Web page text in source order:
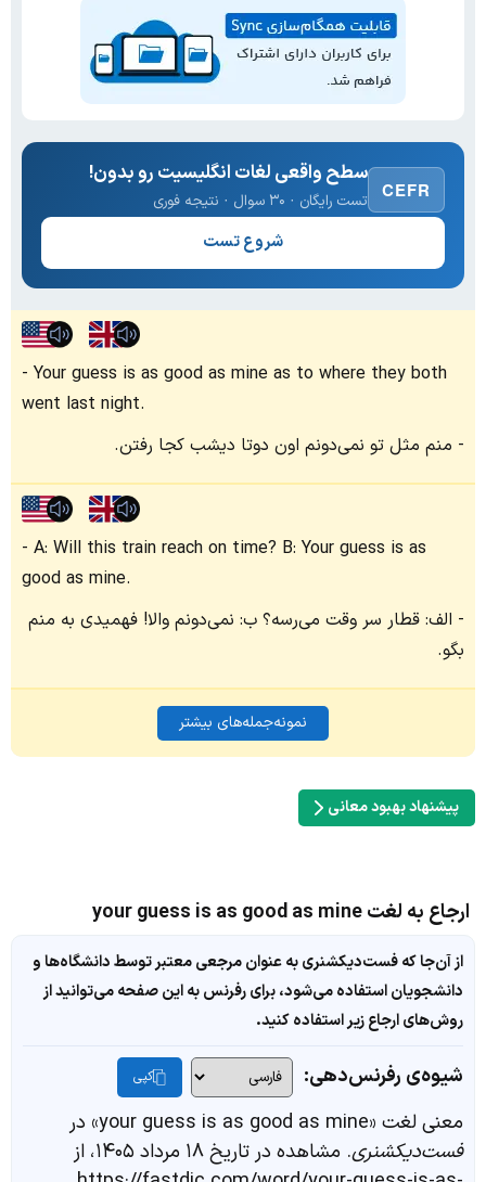
CEFR
سطح واقعی لغات انگلیسیت رو بدون!
تست رایگان · ۳۰ سوال · نتیجه فوری
شروع تست
Your guess is as good as mine as to where they both
went last night.
منم مثل تو نمی‌دونم اون دوتا دیشب کجا رفتن.
A: Will this train reach on time? B: Your guess is as
good as mine.
الف: قطار سر وقت می‌رسه؟ ب: نمی‌دونم والا! فهمیدی به منم
بگو.
نمونه‌جمله‌های بیشتر
پیشنهاد بهبود معانی
ارجاع به لغت your guess is as good as mine
از آن‌جا که فست‌دیکشنری به عنوان مرجعی معتبر توسط دانشگاه‌ها و
دانشجویان استفاده می‌شود، برای رفرنس به این صفحه می‌توانید از
روش‌های ارجاع زیر استفاده کنید.
شیوه‌ی رفرنس‌دهی: کپی
معنی لغت «your guess is as good as mine» در
فست‌دیکشنری
. مشاهده در تاریخ ۱۸ مرداد ۱۴۰۵، از